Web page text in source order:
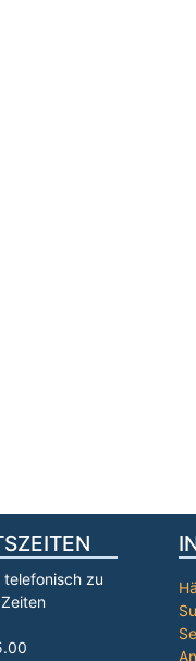
telefonisch zu